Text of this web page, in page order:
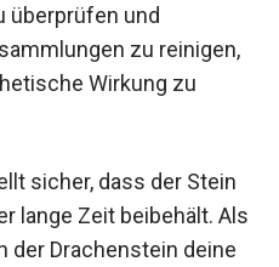
überprüfen und
zu reinigen,
Wirkung zu
sicher, dass der Stein
lange Zeit beibehält. Als
der Drachenstein deine